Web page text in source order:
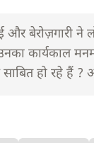
बेरोज़गारी ने
कार्यकाल
हो रहे हैं ?